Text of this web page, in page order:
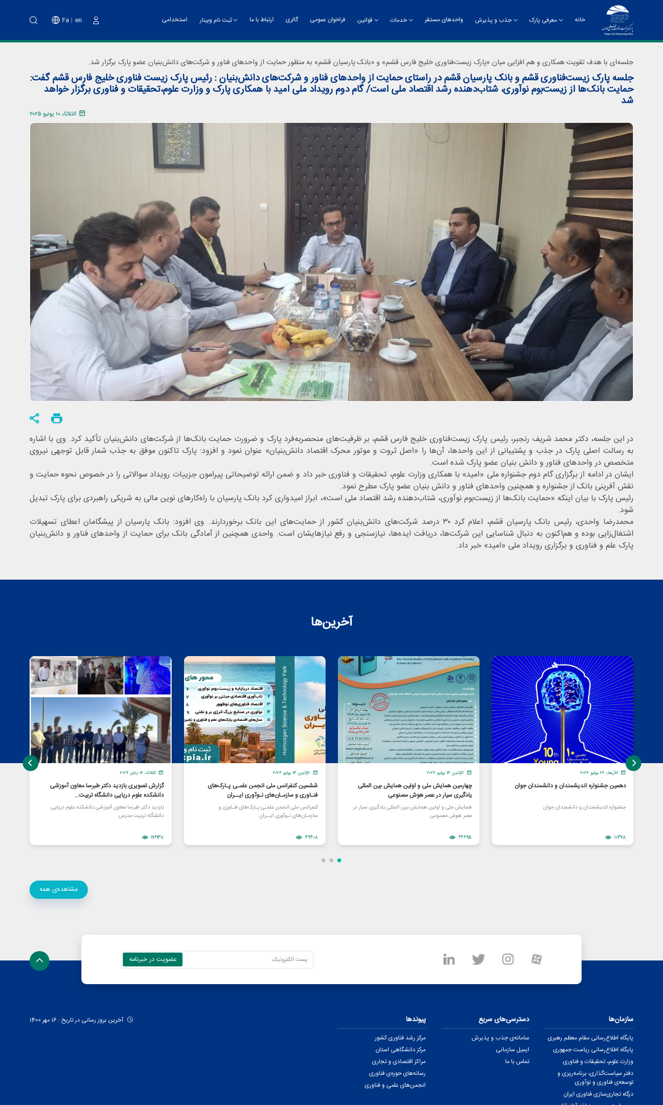
خانه معرفی پارک
پیام ریاست
دفتر ریاست
روابط عمومی و امور بین‌الملل
جذب و پذیرش واحدهای مستقر خدمات قوانین فراخوان عمومی گالری ارتباط با ما ثبت نام وبینار
رویداد هسته های فناور
استخدامی Fa en
جلسه‌ای با هدف تقویت همکاری و هم افزایی میان «پارک زیست‌فناوری خلیج فارس قشم» و «بانک پارسیان قشم» به منظور حمایت از واحدهای فناور و شرکت‌های دانش‌بنیان عضو پارک برگزار شد.
جلسه پارک زیست‌فناوری قشم و بانک پارسیان قشم در راستای حمایت از واحدهای فناور و شرکت‌های دانش‌بنیان : رئیس پارک زیست فناوری خلیج فارس قشم گفت:
حمایت بانک‌ها از زیست‌بوم نوآوری، شتاب‌دهنده رشد اقتصاد ملی است/ گام دوم رویداد ملی امید با همکاری پارک و وزارت علوم،تحقیقات و فناوری برگزار خواهد
شد
الثلاثاء ١٠ يونيو ٢٠٢٥
در این جلسه، دکتر محمد شریف رنجبر، رئیس پارک زیست‌فناوری خلیج فارس قشم، بر ظرفیت‌های منحصربه‌فرد پارک و ضرورت حمایت بانک‌ها از شرکت‌های دانش‌بنیان تأکید کرد. وی با اشاره
به رسالت اصلی پارک در جذب و پشتیبانی از این واحدها، آن‌ها را «اصل ثروت و موتور محرک اقتصاد دانش‌بنیان» عنوان نمود و افزود: پارک تاکنون موفق به جذب شمار قابل توجهی نیروی
متخصص در واحدهای فناور و دانش بنیان عضو پارک شده است.
ایشان در ادامه از برگزاری گام دوم جشنواره ملی «امید» با همکاری وزارت علوم، تحقیقات و فناوری خبر داد و ضمن ارائه توضیحاتی پیرامون جزییات رویداد سوالاتی را در خصوص نحوه حمایت و
نقش آفرینی بانک از جشنواره و همچنین واحدهای فناور و دانش بنیان عضو پارک مطرح نمود.
رئیس پارک با بیان اینکه «حمایت بانک‌ها از زیست‌بوم نوآوری، شتاب‌دهنده رشد اقتصاد ملی است»، ابراز امیدواری کرد بانک پارسیان با راه‌کارهای نوین مالی به شریکی راهبردی برای پارک تبدیل
شود.
محمدرضا واحدی، رئیس بانک پارسیان قشم، اعلام کرد ۳۰ درصد شرکت‌های دانش‌بنیان کشور از حمایت‌های این بانک برخوردارند. وی افزود: بانک پارسیان از پیشگامان اعطای تسهیلات
اشتغال‌زایی بوده و هم‌اکنون به دنبال شناسایی این شرکت‌ها، دریافت ایده‌ها، نیازسنجی و رفع نیازهایشان است. واحدی همچنین از آمادگی بانک برای حمایت از واحدهای فناور و دانش‌بنیان
پارک علم و فناوری و برگزاری رویداد ملی «امید» خبر داد.
آخرین‌ها
الأربعاء ٢٩ يوليو ٢٠٢٦
دهمین جشنواره اندیشمندان و دانشمندان جوان
جشنواره اندیشمندان و دانشمندان جوان
10378
الإثنين ١٣ يوليو ٢٠٢٦
چهارمین همایش ملی و اولین همایش بین المللی
یادگیری سیار در عصر هوش مصنوعی
همایش ملی و اولین همایش بین المللی یادگیری سیار در
عصر هوش مصنوعی
42695
الإثنين ١٣ يوليو ٢٠٢٦
ششمین کنفرانس ملی انجمن علمـی پـارک‌های
فنـاوری و سازمـان‌های نـوآوری ایــران
کنفرانس ملی انجمن علمـی پـارک‌های فنـاوری و
سازمـان‌های نـوآوری ایــران
49408
الثلاثاء ٠٦ يناير ٢٠٢٦
گزارش تصویری بازدید دکتر طبرسا معاون آموزشی
دانشکده علوم دریایی دانشگاه تربیت...
بازدید دکتر طبرسا معاون آموزشی دانشکده علوم دریایی
دانشگاه تربیت مدرس
176138
مشاهده‌ی همه
سازمان‌ها
پایگاه اطلاع‌رسانی مقام معظم رهبری
پایگاه اطلاع‌رسانی ریاست جمهوری
وزارت علوم، تحقیقات و فناوری
دفتر سیاست‌گذاری، برنامه‌ریزی و
توسعه‌ی فناوری و نوآوری
درگاه تجاری‌سازی فناوری ایران
دسترسی‌های سریع
سامانه‌ی جذب و پذیرش
ایمیل سازمانی
تماس با ما
پیوندها
مرکز رشد فناوری کشور
مرکز دانشگاهی استان
مراکز اقتصادی و تجاری
رسانه‌های حوزه‌ی فناوری
انجمن‌های علمی و فناوری
آخرین بروز رسانی در تاریخ : 16 مهر 1400